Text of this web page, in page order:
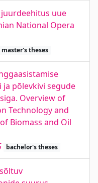
uue
National Opera
master's theses
põlevkivi segude
Overview of
Technology and
Biomass and Oil
bachelor's theses